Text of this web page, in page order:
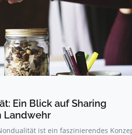
Ein Blick auf Sharing
Landwehr
ist ein faszinierendes